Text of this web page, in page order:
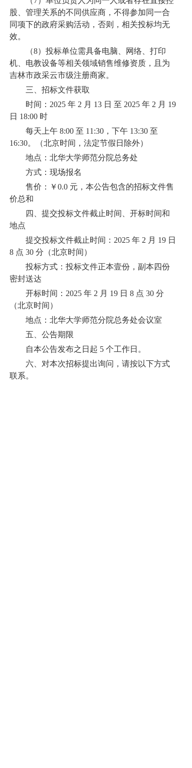
股、管理关系的不同供应商，不得参加同一合
同项下的政府采购活动，否则，相关投标均无
效。
（8）投标单位需具备电脑、网络、打印
机、电教设备等相关领域销售维修资质，且为
吉林市政采云市级注册商家。
三、招标文件获取
时间：2025 年 2 月 13 日 至 2025 年 2 月 19
日 18:00 时
每天上午 8:00 至 11:30，下午 13:30 至
16:30。（北京时间，法定节假日除外）
地点：北华大学师范分院总务处
方式：现场报名
售价：￥0.0 元，本公告包含的招标文件售
价总和
四、提交投标文件截止时间、开标时间和
地点
提交投标文件截止时间：2025 年 2 月 19 日
8 点 30 分（北京时间）
投标方式：投标文件正本壹份，副本四份
密封送达
开标时间：2025 年 2 月 19 日 8 点 30 分
（北京时间）
地点：北华大学师范分院总务处会议室
五、公告期限
自本公告发布之日起 5 个工作日。
六、对本次招标提出询问，请按以下方式
联系。